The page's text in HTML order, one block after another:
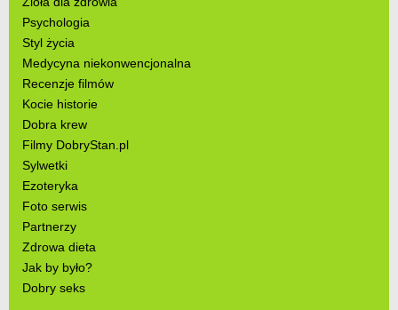
Psychologia
Styl życia
Medycyna niekonwencjonalna
Recenzje filmów
Kocie historie
Dobra krew
Filmy DobryStan.pl
Sylwetki
Ezoteryka
Foto serwis
Partnerzy
Zdrowa dieta
Jak by było?
Dobry seks